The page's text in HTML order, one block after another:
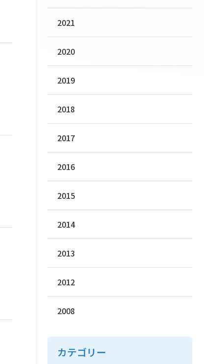
2021
2020
2019
2018
2017
2016
2015
2014
2013
2012
2008
カテゴリー